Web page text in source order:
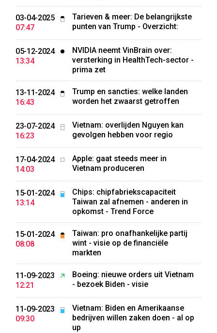
03-04-2025
07:47
Tarieven & meer: De belangrijkste
punten van Trump - Overzicht:
05-12-2024
13:34
NVIDIA neemt VinBrain over:
versterking in HealthTech-sector -
prima zet
13-11-2024
16:43
Trump en sancties: welke landen
worden het zwaarst getroffen
23-07-2024
16:23
Vietnam: overlijden Nguyen kan
gevolgen hebben voor regio
17-04-2024
14:03
Apple: gaat steeds meer in
Vietnam produceren
15-01-2024
13:14
Chips: chipfabriekscapaciteit
Taiwan zal afnemen - anderen in
opkomst - Trend Force
15-01-2024
08:08
Taiwan: pro onafhankelijke partij
wint - visie op de financiële
markten
11-09-2023
12:21
Boeing: nieuwe orders uit Vietnam
- bezoek Biden - visie
11-09-2023
09:30
Vietnam: Biden en Amerikaanse
bedrijven willen zaken doen - al op
up